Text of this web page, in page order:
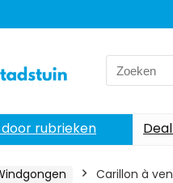
Search
for:
rubrieken
Carillon à